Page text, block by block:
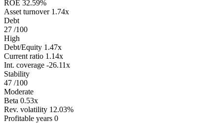
ROE 32.59%
Asset turnover 1.74x
Debt
27 /100
High
Debt/Equity 1.47x
Current ratio 1.14x
Int. coverage -26.11x
Stability
47 /100
Moderate
Beta 0.53x
Rev. volatility 12.03%
Profitable years 0